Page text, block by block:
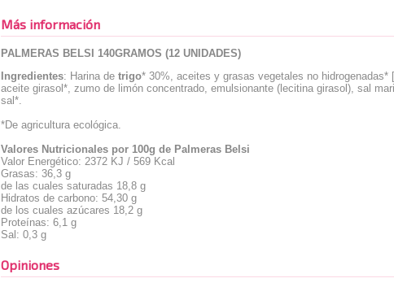
Más información
PALMERAS BELSI 140GRAMOS (12 UNIDADES)
Ingredientes: Harina de trigo* 30%, aceites y grasas vegetales no
aceite girasol*, zumo de limón concentrado, emulsionante (lecitina girasol), sal
sal*.
*De agricultura ecológica.
Valores Nutricionales por 100g de Palmeras Belsi
Valor Energético: 2372 KJ / 569 Kcal
Grasas: 36,3 g
de las cuales saturadas 18,8 g
Hidratos de carbono: 54,30 g
de los cuales azúcares 18,2 g
Proteínas: 6,1 g
Sal: 0,3 g
Opiniones